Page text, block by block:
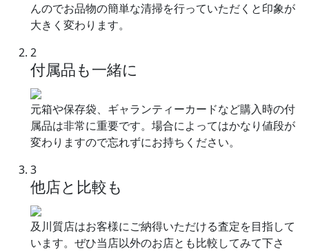
んのでお品物の簡単な清掃を行っていただくと印象が
大きく変わります。
2
付属品も一緒に
元箱や保存袋、ギャランティーカードなど購入時の付
属品は非常に重要です。場合によってはかなり値段が
変わりますので忘れずにお持ちください。
3
他店と比較も
及川質店はお客様にご納得いただける査定を目指して
います。ぜひ当店以外のお店とも比較してみて下さ